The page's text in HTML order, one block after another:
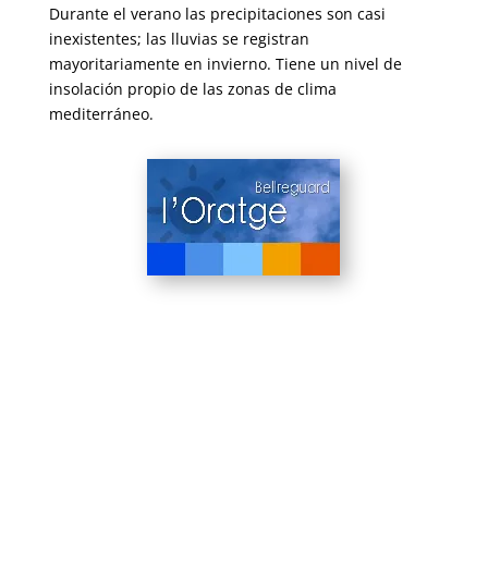
Durante el verano las precipitaciones son casi
inexistentes; las lluvias se registran
mayoritariamente en invierno. Tiene un nivel de
insolación propio de las zonas de clima
mediterráneo.